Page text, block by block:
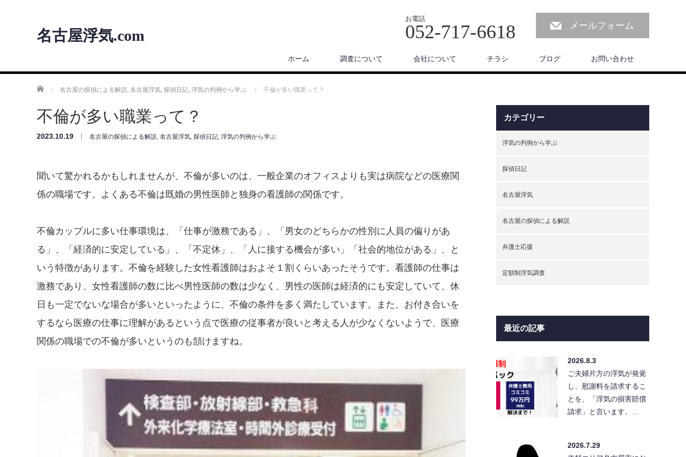
名古屋浮気.com
お電話
052-717-6618 メールフォーム
ホーム 調査について 会社について チラシ ブログ お問い合わせ
ホーム 名古屋の探偵による解説, 名古屋浮気, 探偵日記, 浮気の判例から学ぶ 不倫が多い職業って？
不倫が多い職業って？
2023.10.19 名古屋の探偵による解説, 名古屋浮気, 探偵日記, 浮気の判例から学ぶ
聞いて驚かれるかもしれませんが、不倫が多いのは、一般企業のオフィスよりも実は病院などの医療関
係の職場です。よくある不倫は既婚の男性医師と独身の看護師の関係です。
不倫カップルに多い仕事環境は、「仕事が激務である」、「男女のどちらかの性別に人員の偏りがあ
る」、「経済的に安定している」、「不定休」、「人に接する機会が多い」「社会的地位がある」、と
いう特徴があります。不倫を経験した女性看護師はおよそ１割くらいあったそうです。看護師の仕事は
激務であり、女性看護師の数に比べ男性医師の数は少なく、男性の医師は経済的にも安定していて、休
日も一定でないな場合が多いといったように、不倫の条件を多く満たしています。また、お付き合いを
するなら医療の仕事に理解があるという点で医療の従事者が良いと考える人が少なくないようで、医療
関係の職場での不倫が多いというのも頷けますね。
カテゴリー
浮気の判例から学ぶ
探偵日記
名古屋浮気
名古屋の探偵による解説
弁護士応援
定額制浮気調査
最近の記事
2026.8.3
ご夫婦片方の浮気が発覚
し、慰謝料を請求するこ
とを、「浮気の損害賠償
請求」と言います。…
2026.7.29